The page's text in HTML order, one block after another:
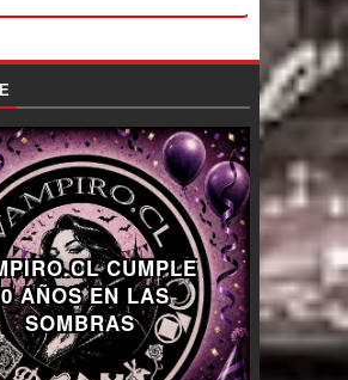
CUMPLE
AÑOS EN LAS
SOMBRAS